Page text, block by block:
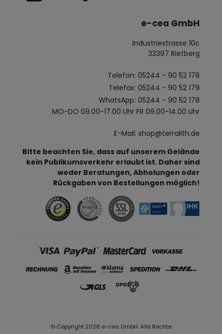
e-cea GmbH
Industriestrasse 10c
33397 Rietberg
Telefon: 05244 - 90 52 178
Telefax: 05244 - 90 52 179
WhatsApp: 05244 - 90 52 178
MO-DO 09.00-17.00 Uhr FR 09.00-14.00 Uhr
E-Mail: shop@terralith.de
Bitte beachten Sie, dass auf unserem Gelände
kein Publikumsverkehr erlaubt ist. Daher sind
weder Beratungen, Abholungen oder
Rückgaben von Bestellungen möglich!
© Copyright 2026 e-cea GmbH. Alle Rechte